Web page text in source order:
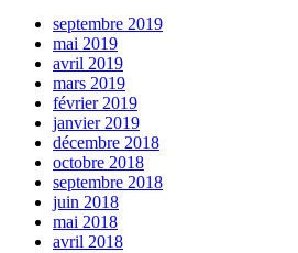
septembre 2019
mai 2019
avril 2019
mars 2019
février 2019
janvier 2019
décembre 2018
octobre 2018
septembre 2018
juin 2018
mai 2018
avril 2018